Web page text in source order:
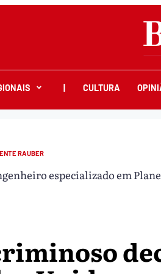
CULTURA
RAUBER
especializado em